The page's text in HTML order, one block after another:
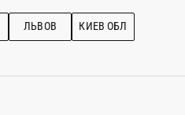
по уходу
ЛЬВОВ КИЕВ ОБЛ